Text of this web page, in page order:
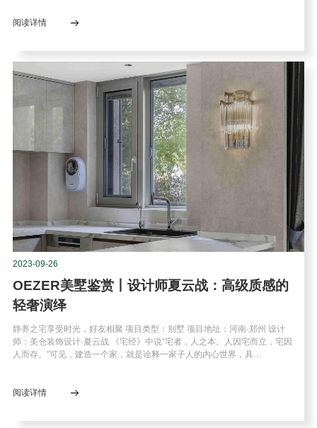
阅读详情
2023-09-26
OEZER美墅鉴赏丨设计师夏云战：高级质感的
轻奢演绎
静养之宅享受时光，好友相聚 项目类型：别墅 项目地址：河南·郑州 设计
师：美仓装饰设计·夏云战 《宅经》中说“宅者，人之本。人因宅而立，宅因
人而存。”可见，建造一个家，就是诠释一家子人的内心世界，具…
阅读详情